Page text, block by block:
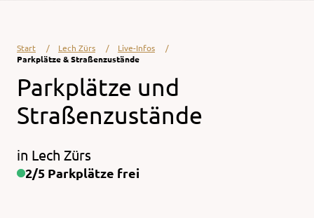
Start Lech Zürs
Live-Infos
Parkplätze & Straßenzustände
Parkplätze und
Straßenzustände
in Lech Zürs
2/5 Parkplätze frei